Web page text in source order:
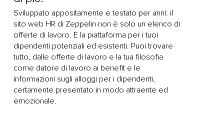
Sviluppato appositamente e testato per anni: il
sito web HR di Zeppelin non è solo un elenco di
offerte di lavoro. È la piattaforma per i tuoi
dipendenti potenziali ed esistenti. Puoi trovare
tutto, dalle offerte di lavoro e la tua filosofia
come datore di lavoro ai benefit e le
informazioni sugli alloggi per i dipendenti,
certamente presentato in modo attraente ed
emozionale.